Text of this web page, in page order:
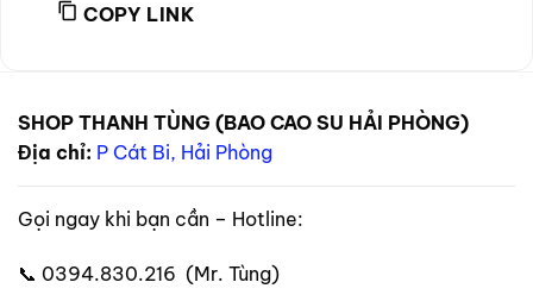
COPY LINK
SHOP THANH TÙNG (BAO CAO SU HẢI PHÒNG)
Địa chỉ: P Cát Bi, Hải Phòng
Gọi ngay khi bạn cần – Hotline:
📞 0394.830.216 (Mr. Tùng)